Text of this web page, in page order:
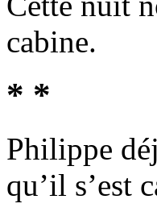
cabine.
* *
Philippe
qu’il s’est